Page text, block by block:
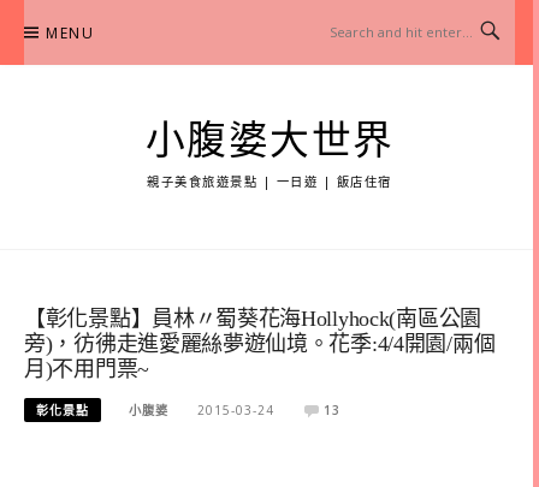
content
MENU
小腹婆大世界
親子美食旅遊景點 | 一日遊 | 飯店住宿
【彰化景點】員林〃蜀葵花海Hollyhock(南區公園
旁)，彷彿走進愛麗絲夢遊仙境。花季:4/4開園/兩個
月)不用門票~
彰化景點 小腹婆 2015-03-24 13